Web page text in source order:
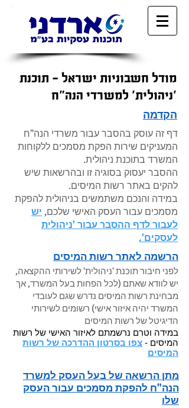
מודל חשבוניות ישראל - תוכנת
'ניהולית' למשרדי הנה"ח
הקדמה
דף זה עוסק בהסבר עבור משרדי הנה"ח
המעניקים שירות הפקת מסמכים ללקוחות
המשרד בתוכנת ניהולית.
ההסבר יעסוק בסוגיה זו ובהרשאות שיש
להקים באתר רשות המיסים.
במידה והנכם משתמשים בניהולית להפקת
מסמכים עבור העסק האישי שלכם, יש
לעבור לדף ההסבר עבור 'ניהולית
לעסקים'.
הרשמה לאתר רשות המיסים
לפני חיבור תוכנת 'ניהולית' לשירותי ההקצאה,
יש לוודא שאתם (לכל הפחות בעל המשרד, אך
מבחינת רשות המיסים נדרש שגם לעובדי
המשרד יהיה איזור אישי) רשומים לשירותי
הדיגיטל של רשות המיסים
במידה וטרם נרשמתם לאיזור האישי של רשות
המיסים - צפו בסרטון ההדרכה של רשות
המיסים
מתן הרשאה של בעל העסק למשרד
הנה"ח להפקת מסמכים עבור העסק
שלו